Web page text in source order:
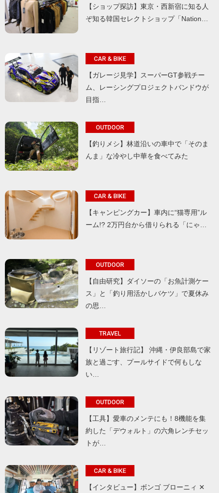
【ショップ探訪】東京・西新宿に知る人
ぞ知る韓国セレクトショップ「Nation…
CAR & BIKE
【ガレージ見学】スーパーGT参戦チー
ム、レーシングプロジェクトバンドウが
目指…
OUTDOOR
【釣りメシ】林道沿いの車中で「そのま
んま」な冷やし中華を食べてみた
CAR & BIKE
【キャンピングカー】車内に“猫専用”ル
ーム!? 2万円台から借りられる「にゃ…
OUTDOOR
【自由研究】ダイソーの「お魚計測ケー
ス」と「釣り用活かしバケツ」で夏休み
の思…
TRAVEL
【リゾート旅行記】 沖縄・伊良部島で家
族と過ごす、プールサイドで何もしな
い…
OUTDOOR
【工具】愛車のメンテにも！8機能を集
約した「デウォルト」の六角レンチセッ
トが…
CAR & BIKE
【インタビュー】ボンゴ ブローニィ ✕